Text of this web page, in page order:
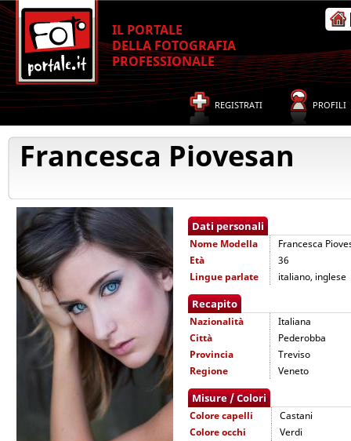
IL PORTALE
DELLA FOTOGRAFIA
PROFESSIONALE
REGISTRATI PROFILI
Francesca Piovesan
Dati personali
Nome Modella
Francesca
Età
36
Lingue parlate
italiano, inglese
Recapito
Nazionalità
Italiana
Città
Pederobba
Provincia
Treviso
Regione
Veneto
Misure / Colori
Colore capelli
Castani
Colore occhi
Verdi